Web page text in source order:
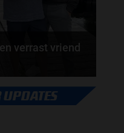
verrast vriend
De opmerkelijke
Maleisië is terug...
UPDATES